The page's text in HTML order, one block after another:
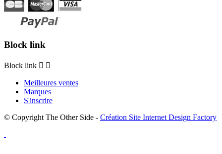
Block link
Block link  
Meilleures ventes
Marques
S'inscrire
© Copyright The Other Side - Création Site Internet Design Factory